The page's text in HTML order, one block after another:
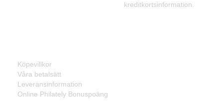
kreditkortsinformation.
Köpevillkor
Våra betalsätt
Leveransinformation
Online Philately Bonuspoäng